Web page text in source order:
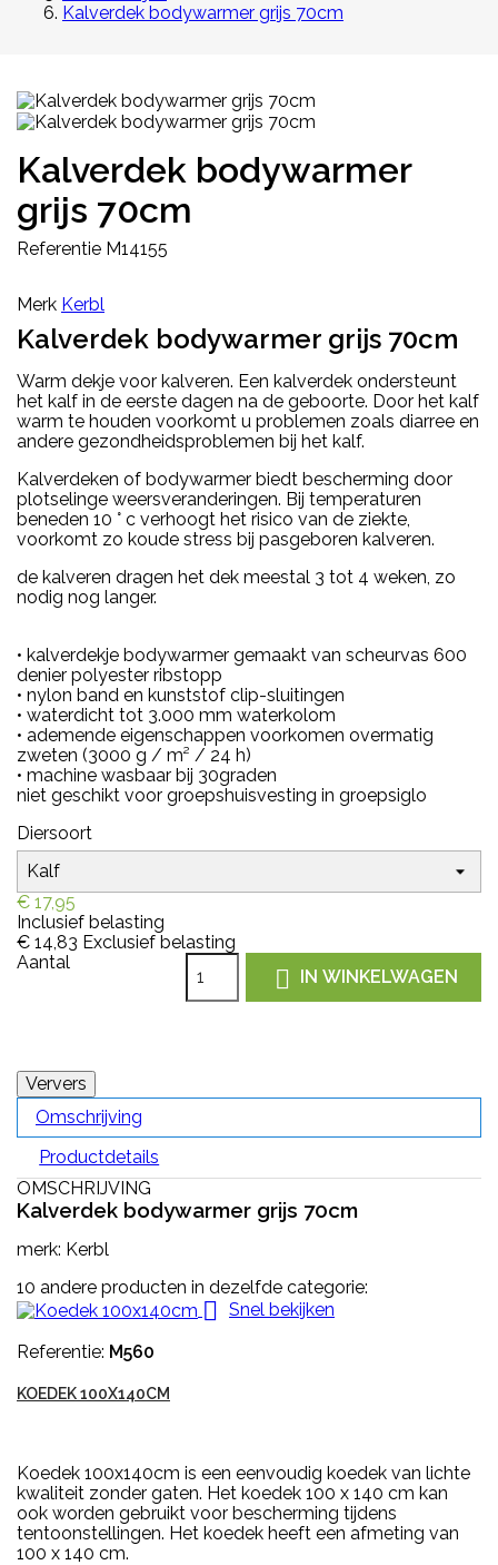
Kalverdek bodywarmer grijs 70cm
Kalverdek bodywarmer
grijs 70cm
Referentie M14155
Merk Kerbl
Kalverdek bodywarmer grijs 70cm
Warm dekje voor kalveren. Een kalverdek ondersteunt
het kalf in de eerste dagen na de geboorte. Door het kalf
warm te houden voorkomt u problemen zoals diarree en
andere gezondheidsproblemen bij het kalf.
Kalverdeken of bodywarmer biedt bescherming door
plotselinge weersveranderingen. Bij temperaturen
beneden 10 ° c verhoogt het risico van de ziekte,
voorkomt zo koude stress bij pasgeboren kalveren.
de kalveren dragen het dek meestal 3 tot 4 weken, zo
nodig nog langer.
• kalverdekje bodywarmer gemaakt van scheurvas 600
denier polyester ribstopp
• nylon band en kunststof clip-sluitingen
• waterdicht tot 3.000 mm waterkolom
• ademende eigenschappen voorkomen overmatig
zweten (3000 g / m² / 24 h)
• machine wasbaar bij 30graden
niet geschikt voor groepshuisvesting in groepsiglo
Diersoort
€ 17,95
Inclusief belasting
€ 14,83 Exclusief belasting
Aantal
 IN WINKELWAGEN
Omschrijving
Productdetails
OMSCHRIJVING
Kalverdek bodywarmer grijs 70cm
merk: Kerbl
10 andere producten in dezelfde categorie:
 Snel bekijken
Referentie: M560
KOEDEK 100X140CM
Koedek 100x140cm is een eenvoudig koedek van lichte
kwaliteit zonder gaten. Het koedek 100 x 140 cm kan
ook worden gebruikt voor bescherming tijdens
tentoonstellingen. Het koedek heeft een afmeting van
100 x 140 cm.